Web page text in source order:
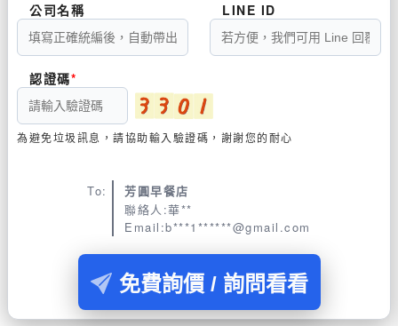
公司名稱 LINE ID
認證碼
為避免垃圾訊息，請協助輸入驗證碼，謝謝您的耐心
To:
芳圓早餐店
聯絡人:華**
Email:b***1******@gmail.com
免費詢價 / 詢問看看